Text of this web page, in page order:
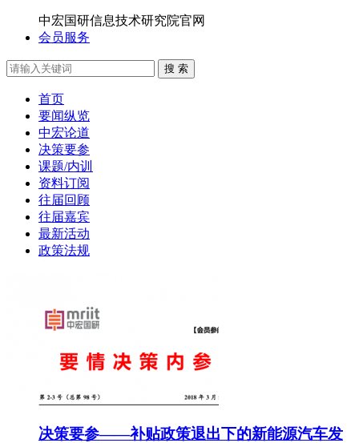
中宏国研信息技术研究院官网
会员服务
搜 索
首页
要闻纵览
中宏论道
决策要参
课题/内训
资料订阅
往届回顾
往届嘉宾
最新活动
政策法规
决策要参——补贴政策退出下的新能源汽车发